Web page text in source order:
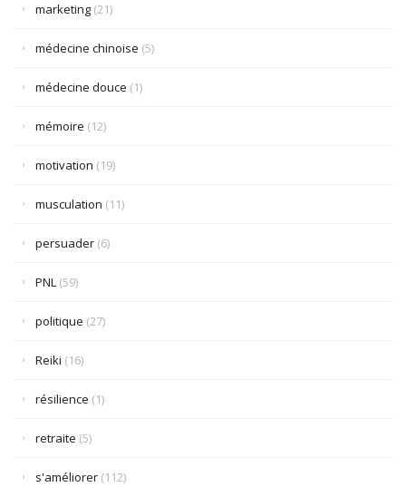
marketing (21)
médecine chinoise (5)
médecine douce (1)
mémoire (12)
motivation (19)
musculation (11)
persuader (6)
PNL (59)
politique (27)
Reiki (16)
résilience (1)
retraite (5)
s'améliorer (112)